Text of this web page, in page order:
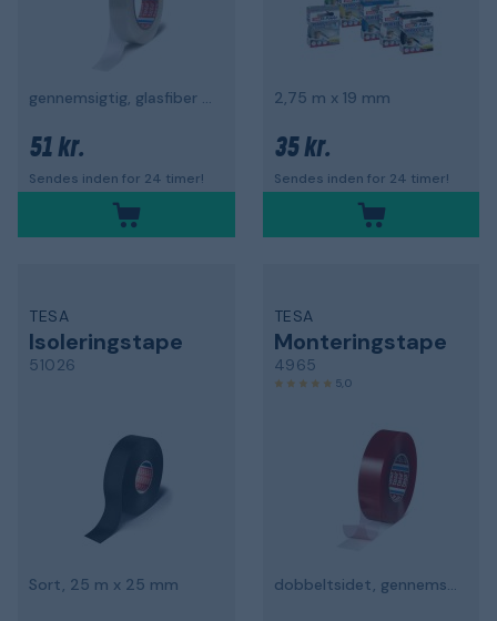
gennemsigtig, glasfiber forstærket
51 kr.
Sendes inden for 24 timer!
2,75 m x 19 mm
35 kr.
Sendes inden for 24 timer!
TESA
Isoleringstape
51026
Sort, 25 m x 25 mm
TESA
Monteringstape
4965
5,0
dobbeltsidet, gennemsigtig